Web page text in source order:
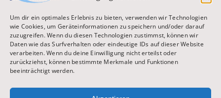
Um dir ein optimales Erlebnis zu bieten, verwenden wir Technologien
wie Cookies, um Geräteinformationen zu speichern und/oder darauf
zuzugreifen. Wenn du diesen Technologien zustimmst, können wir
Daten wie das Surfverhalten oder eindeutige IDs auf dieser Website
verarbeiten. Wenn du deine Einwilligung nicht erteilst oder
zurückziehst, können bestimmte Merkmale und Funktionen
beeinträchtigt werden.
Entertainment
Oktoberfest & Volksfeste
Zur Hauptseite